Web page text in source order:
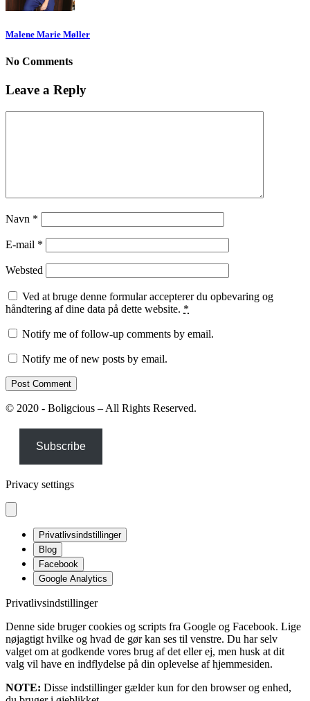
Malene Marie Møller
No Comments
Leave a Reply
Navn *
E-mail *
Websted
Ved at bruge denne formular accepterer du opbevaring og
håndtering af dine data på dette website. *
Notify me of follow-up comments by email.
Notify me of new posts by email.
© 2020 - Boligcious – All Rights Reserved.
Subscribe
Privacy settings
Privatlivsindstillinger
Blog
Facebook
Google Analytics
Privatlivsindstillinger
Denne side bruger cookies og scripts fra Google og Facebook. Lige
nøjagtigt hvilke og hvad de gør kan ses til venstre. Du har selv
valget om at godkende vores brug af det eller ej, men husk at dit
valg vil have en indflydelse på din oplevelse af hjemmesiden.
NOTE: Disse indstillinger gælder kun for den browser og enhed,